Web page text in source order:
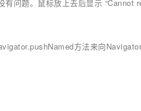
问题。鼠标放上去后显示 “Cannot
方法来向